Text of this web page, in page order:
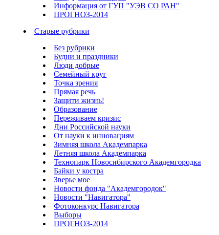
Информация от ГУП "УЭВ СО РАН"
ПРОГНОЗ-2014
Старые рубрики
Без рубрики
Будни и праздники
Люди добрые
Семейный круг
Точка зрения
Прямая речь
Защити жизнь!
Образование
Переживаем кризис
Дни Российской науки
От науки к инновациям
Зимняя школа Академпарка
Летняя школа Академпарка
Технопарк Новосибирского Академгородка
Байки у костра
Зверье мое
Новости фонда "Академгородок"
Новости "Навигатора"
Фотоконкурс Навигатора
Выборы
ПРОГНОЗ-2014